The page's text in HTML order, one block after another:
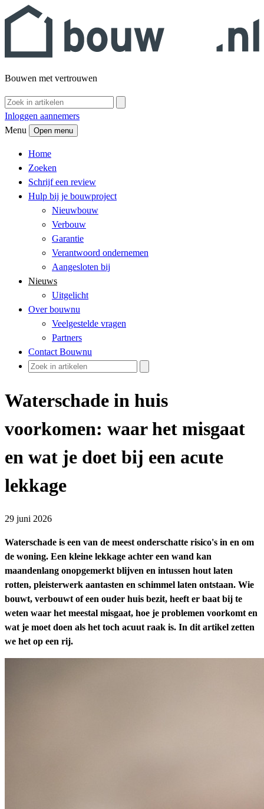
Bouwen met vertrouwen
Inloggen aannemers
Menu
Open menu
Home
Zoeken
Schrijf een review
Hulp bij je bouwproject
Nieuwbouw
Verbouw
Garantie
Verantwoord ondernemen
Aangesloten bij
Nieuws
Uitgelicht
Over bouwnu
Veelgestelde vragen
Partners
Contact Bouwnu
Waterschade in huis
voorkomen: waar het misgaat
en wat je doet bij een acute
lekkage
29 juni 2026
Waterschade is een van de meest onderschatte risico's in en om
de woning. Een kleine lekkage achter een wand kan
maandenlang onopgemerkt blijven en intussen hout laten
rotten, pleisterwerk aantasten en schimmel laten ontstaan. Wie
bouwt, verbouwt of een ouder huis bezit, heeft er baat bij te
weten waar het meestal misgaat, hoe je problemen voorkomt en
wat je moet doen als het toch acuut raak is. In dit artikel zetten
we het op een rij.